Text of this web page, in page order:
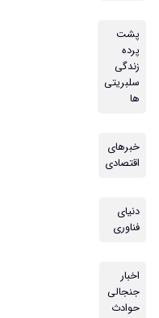
پشت
پرده
زندگی
سلبریتی
ها
خبرهای
اقتصادی
دنیای
فناوری
اخبار
جنجالی
حوادث